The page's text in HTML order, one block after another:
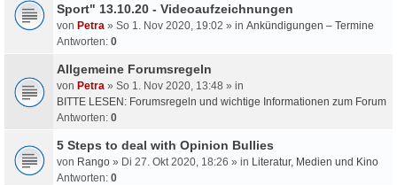
Sport" 13.10.20 - Videoaufzeichnungen
von Petra » So 1. Nov 2020, 19:02 » in Ankündigungen – Termine
Antworten: 0
Allgemeine Forumsregeln
von Petra » So 1. Nov 2020, 13:48 » in
BITTE LESEN: Forumsregeln und wichtige Informationen zum Forum
Antworten: 0
5 Steps to deal with Opinion Bullies
von Rango » Di 27. Okt 2020, 18:26 » in Literatur, Medien und Kino
Antworten: 0